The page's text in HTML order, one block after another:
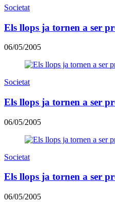
Societat
Els llops ja tornen a ser
06/05/2005
Societat
Els llops ja tornen a ser
06/05/2005
Societat
Els llops ja tornen a ser
06/05/2005